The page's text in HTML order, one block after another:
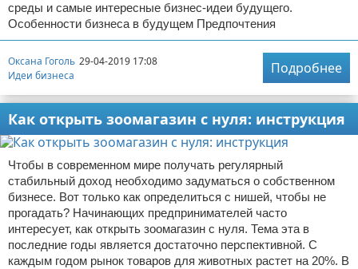
среды и самые интересные бизнес-идеи будущего.
Особенности бизнеса в будущем Предпочтения
Оксана Гоголь 29-04-2019 17:08
Идеи бизнеса
Подробнее
Как открыть зоомагазин с нуля: инструкция
Чтобы в современном мире получать регулярный
стабильный доход необходимо задуматься о собственном
бизнесе. Вот только как определиться с нишей, чтобы не
прогадать? Начинающих предпринимателей часто
интересует, как открыть зоомагазин с нуля. Тема эта в
последние годы является достаточно перспективной. С
каждым годом рынок товаров для животных растет на 20%. В